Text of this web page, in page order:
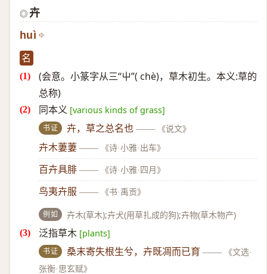
◎ 卉
huì
名
(会意。小篆字从三“屮”( chè)，草木初生。本义:草的
总称)
同本义 [various kinds of grass]
书证 卉，草之总名也 —— 《说文》
卉木萋萋 —— 《诗·小雅·出车》
百卉具腓 —— 《诗·小雅·四月》
鸟夷卉服 —— 《书·禹贡》
例如 卉木(草木);卉犬(用草扎成的狗);卉物(草木物产)
泛指草木 [plants]
书证 桑末寄失根生兮，卉既凋而已育 ——
《文选·
张衡·思玄赋》